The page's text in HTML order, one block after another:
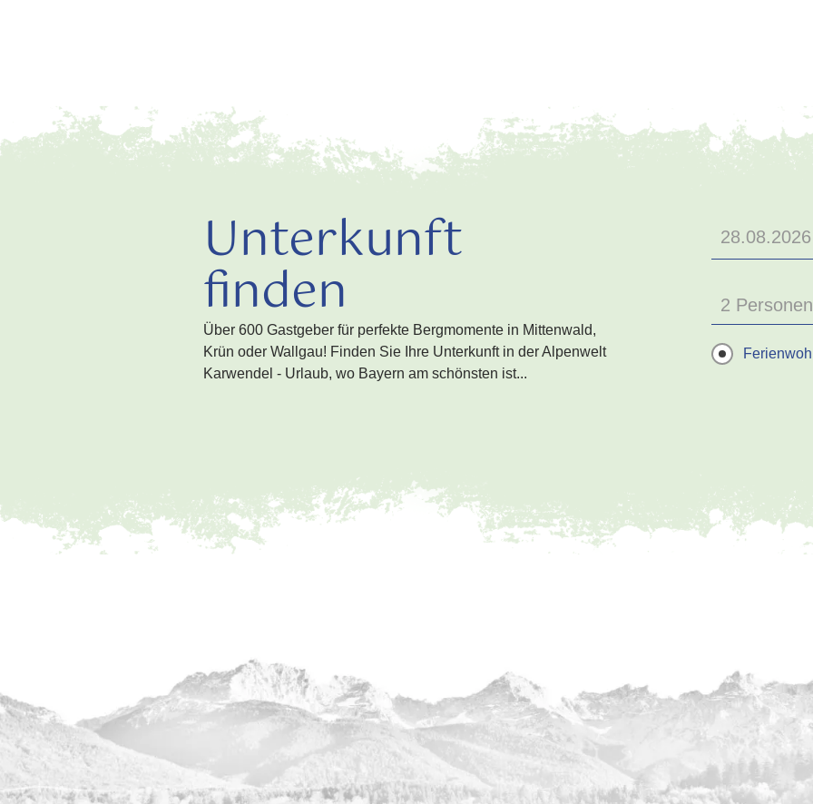
Unterkunft
finden
Über 600 Gastgeber für perfekte Bergmomente in Mittenwald,
Krün oder Wallgau! Finden Sie Ihre Unterkunft in der Alpenwelt
Karwendel - Urlaub, wo Bayern am schönsten ist...
2 Personen